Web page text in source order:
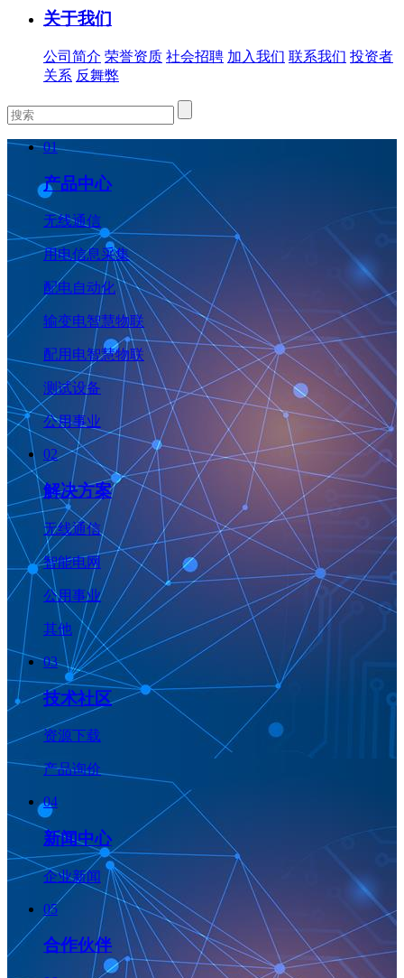
关于我们
公司简介 荣誉资质 社会招聘 加入我们 联系我们 投资者
关系 反舞弊
01
产品中心
无线通信
用电信息采集
配电自动化
输变电智慧物联
配用电智慧物联
测试设备
公用事业
02
解决方案
无线通信
智能电网
公用事业
其他
03
技术社区
资源下载
产品询价
04
新闻中心
企业新闻
05
合作伙伴